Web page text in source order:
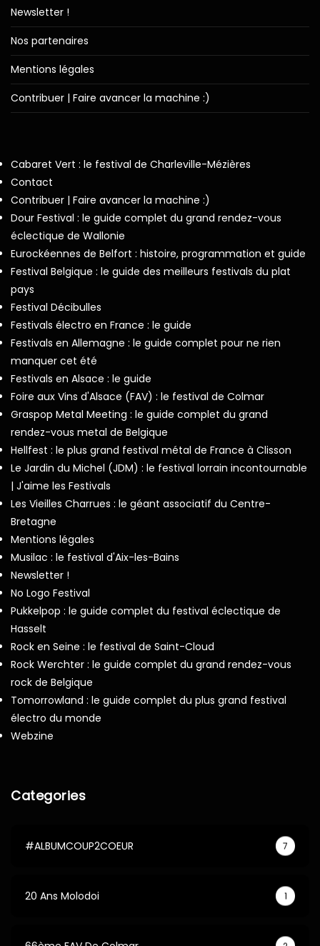
Newsletter !
Nos partenaires
Mentions légales
Contribuer | Faire avancer la machine :)
Cabaret Vert : le festival de Charleville-Mézières
Contact
Contribuer | Faire avancer la machine :)
Dour Festival : le guide complet du grand rendez-vous
éclectique de Wallonie
Eurockéennes de Belfort : histoire, programmation et guide
Festival Belgique : le guide des meilleurs festivals du plat
pays
Festival Décibulles
Festivals électro en France : le guide
Festivals en Allemagne : le guide complet pour ne rien
manquer cet été
Festivals en Alsace : le guide
Foire aux Vins d'Alsace (FAV) : le festival de Colmar
Graspop Metal Meeting : le guide complet du grand
rendez-vous metal de Belgique
Hellfest : le plus grand festival métal de France à Clisson
Le Jardin du Michel (JDM) : le festival lorrain incontournable
| J'aime les Festivals
Les Vieilles Charrues : le géant associatif du Centre-
Bretagne
Mentions légales
Musilac : le festival d'Aix-les-Bains
Newsletter !
No Logo Festival
Pukkelpop : le guide complet du festival éclectique de
Hasselt
Rock en Seine : le festival de Saint-Cloud
Rock Werchter : le guide complet du grand rendez-vous
rock de Belgique
Tomorrowland : le guide complet du plus grand festival
électro du monde
Webzine
Categories
#ALBUMCOUP2COEUR 7
20 Ans Molodoi 1